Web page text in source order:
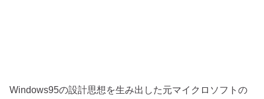
Windows95の設計思想を生み出した元マイクロソフトの